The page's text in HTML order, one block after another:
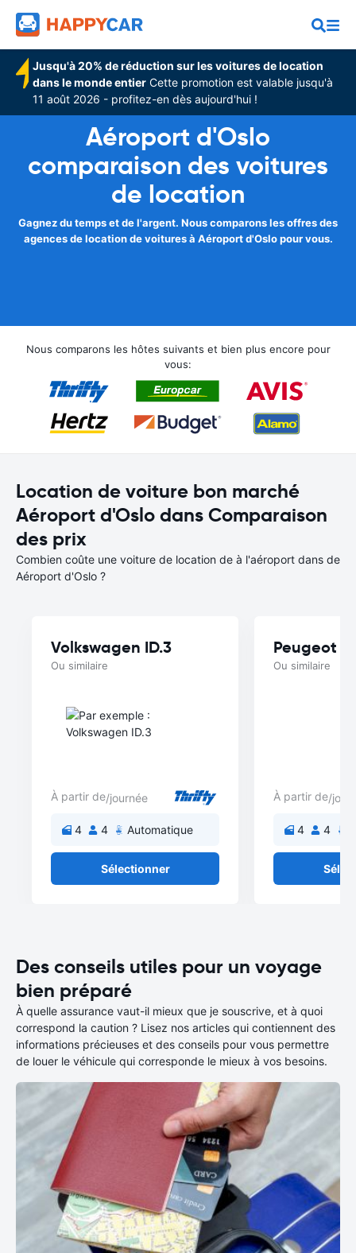
Jusqu'à 20% de réduction sur les voitures de location
dans le monde entier Cette promotion est valable jusqu'à
11 août 2026 - profitez-en dès aujourd'hui !
Aéroport d'Oslo
comparaison des voitures
de location
Gagnez du temps et de l'argent. Nous comparons les offres des
agences de location de voitures à Aéroport d'Oslo pour vous.
Nous comparons les hôtes suivants et bien plus encore pour
vous:
Location de voiture bon marché
Aéroport d'Oslo dans Comparaison
des prix
Combien coûte une voiture de location de à l'aéroport dans de
Aéroport d'Oslo ?
Volkswagen ID.3
Ou similaire
À partir de/journée
4 4 Automatique
Sélectionner
Peugeot
Ou similaire
À partir de/
4 4
Des conseils utiles pour un voyage
bien préparé
À quelle assurance vaut-il mieux que je souscrive, et à quoi
correspond la caution ? Lisez nos articles qui contiennent des
informations précieuses et des conseils pour vous permettre
de louer le véhicule qui corresponde le mieux à vos besoins.